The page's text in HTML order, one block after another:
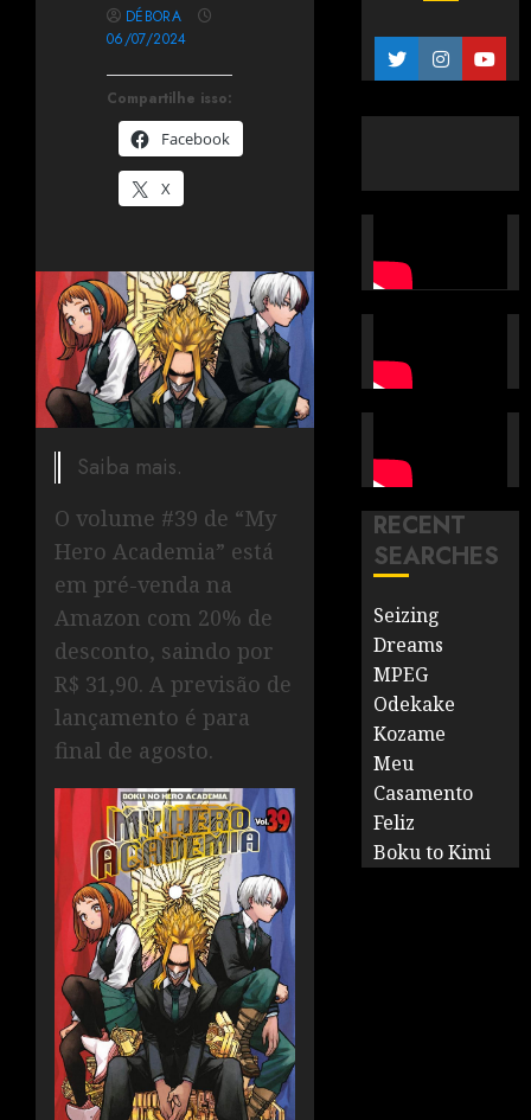
Compartilhe isso:
Facebook
X
DÉBORA
06/07/2024
Saiba mais.
O volume #39 de “My
Hero Academia” está
em pré-venda na
Amazon com 20% de
desconto, saindo por
R$ 31,90. A previsão de
lançamento é para
final de agosto.
RECENT
SEARCHES
Seizing
Dreams
MPEG
Odekake
Kozame
Meu
Casamento
Feliz
Boku to Kimi